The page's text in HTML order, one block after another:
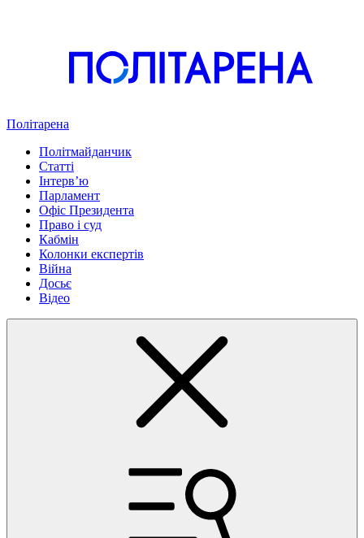
Політарена
Політмайданчик
Статті
Інтервʼю
Парламент
Офіс Президента
Право і суд
Кабмін
Колонки експертів
Війна
Досьє
Відео